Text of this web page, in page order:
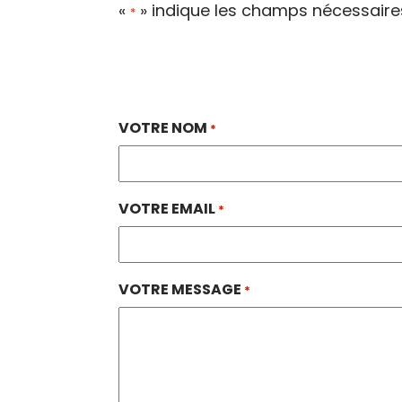
« * » indique les champs
VOTRE NOM *
VOTRE EMAIL *
VOTRE MESSAGE *